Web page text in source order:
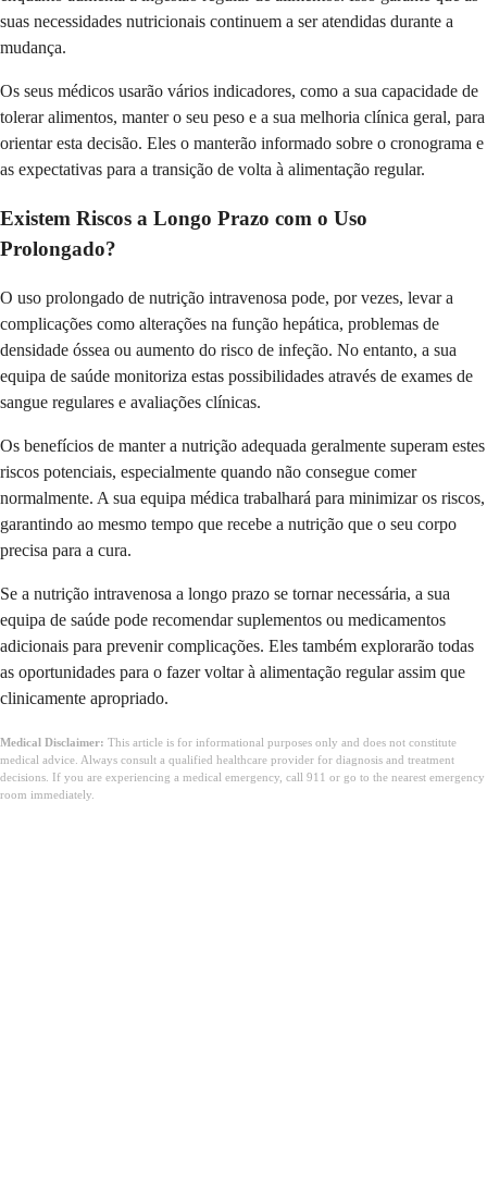
suas necessidades nutricionais continuem a ser atendidas durante a
mudança.
Os seus médicos usarão vários indicadores, como a sua capacidade de
tolerar alimentos, manter o seu peso e a sua melhoria clínica geral, para
orientar esta decisão. Eles o manterão informado sobre o cronograma e
as expectativas para a transição de volta à alimentação regular.
Existem Riscos a Longo Prazo com o Uso
Prolongado?
O uso prolongado de nutrição intravenosa pode, por vezes, levar a
complicações como alterações na função hepática, problemas de
densidade óssea ou aumento do risco de infeção. No entanto, a sua
equipa de saúde monitoriza estas possibilidades através de exames de
sangue regulares e avaliações clínicas.
Os benefícios de manter a nutrição adequada geralmente superam estes
riscos potenciais, especialmente quando não consegue comer
normalmente. A sua equipa médica trabalhará para minimizar os riscos,
garantindo ao mesmo tempo que recebe a nutrição que o seu corpo
precisa para a cura.
Se a nutrição intravenosa a longo prazo se tornar necessária, a sua
equipa de saúde pode recomendar suplementos ou medicamentos
adicionais para prevenir complicações. Eles também explorarão todas
as oportunidades para o fazer voltar à alimentação regular assim que
clinicamente apropriado.
Medical Disclaimer: This article is for informational purposes only and does not constitute
medical advice. Always consult a qualified healthcare provider for diagnosis and treatment
decisions. If you are experiencing a medical emergency, call 911 or go to the nearest emergency
room immediately.